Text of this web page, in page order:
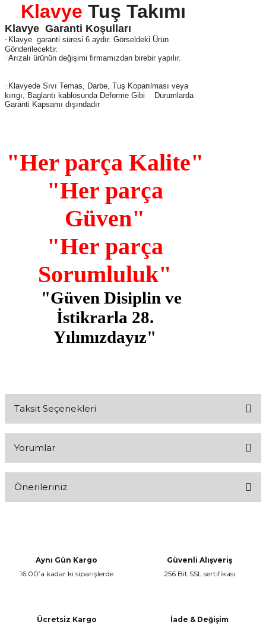
Klavye Tuş Takımı
Klavye Garanti Koşulları
Klavye garanti süresi 6 aydır. Görseldeki Ürün
Gönderilecektir.
Arızalı ürünün değişimi firmamızdan birebir yapılır.
Klavyede Sıvı Temas, Darbe, Tuş Koparılması veya
kırıgı, Baglantı kablosunda Deforme Gibi Durumlarda
Garanti Kapsamı dışındadır
"Her parça Kalite"
"Her parça
Güven"
"Her parça
Sorumluluk"
"Güven Disiplin ve
İstikrarla 28.
Yılımızdayız"
Taksit Seçenekleri
Yorumlar
Önerileriniz
Ürün resmi kalitesiz, bozuk veya görüntülenemiyor.
Aynı Gün Kargo
16:00’a kadar ki siparişlerde
Güvenli Alışveriş
256 Bit SSL sertifikası
Ücretsiz Kargo
İade & Değişim